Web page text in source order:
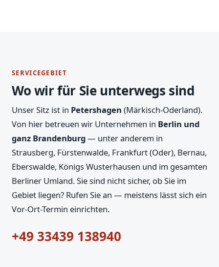
SERVICEGEBIET
Wo wir für Sie unterwegs sind
Unser Sitz ist in Petershagen (Märkisch-Oderland).
Von hier betreuen wir Unternehmen in Berlin und
ganz Brandenburg— unter anderem in
Strausberg, Fürstenwalde, Frankfurt (Oder), Bernau,
Eberswalde, Königs Wusterhausen und im gesamten
Berliner Umland. Sie sind nicht sicher, ob Sie im
Gebiet liegen? Rufen Sie an — meistens lässt sich ein
Vor-Ort-Termin einrichten.
+49 33439 138940